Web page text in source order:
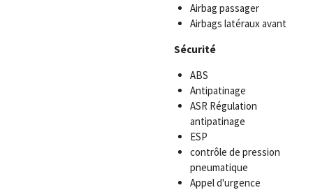
Airbag passager
Airbags latéraux avant
Sécurité
ABS
Antipatinage
ASR Régulation
antipatinage
ESP
contrôle de pression
pneumatique
Appel d'urgence